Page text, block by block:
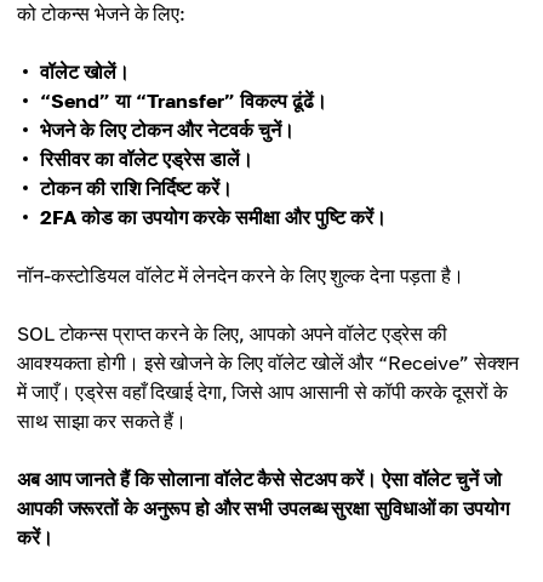
को टोकन्स भेजने के लिए:
वॉलेट खोलें।
“Send” या “Transfer” विकल्प ढूंढें।
भेजने के लिए टोकन और नेटवर्क चुनें।
रिसीवर का वॉलेट एड्रेस डालें।
टोकन की राशि निर्दिष्ट करें।
2FA कोड का उपयोग करके समीक्षा और पुष्टि करें।
नॉन-कस्टोडियल वॉलेट में लेनदेन करने के लिए शुल्क देना पड़ता है।
SOL टोकन्स प्राप्त करने के लिए, आपको अपने वॉलेट एड्रेस की
आवश्यकता होगी। इसे खोजने के लिए वॉलेट खोलें और “Receive” सेक्शन
में जाएँ। एड्रेस वहाँ दिखाई देगा, जिसे आप आसानी से कॉपी करके दूसरों के
साथ साझा कर सकते हैं।
अब आप जानते हैं कि सोलाना वॉलेट कैसे सेटअप करें। ऐसा वॉलेट चुनें जो
आपकी जरूरतों के अनुरूप हो और सभी उपलब्ध सुरक्षा सुविधाओं का उपयोग
करें।